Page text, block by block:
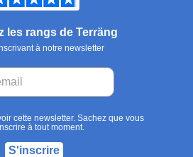
les rangs de Terräng
à notre newsletter
cette newsletter. Sachez que vous
à tout moment.
S'inscrire